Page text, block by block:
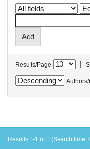
Results/Page |
Authors/
Results 1-1 of 1 (Search time: